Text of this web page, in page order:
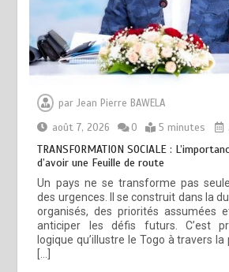
parJean Pierre BAWELA
août 7, 2026
0 5 minutes
TRANSFORMATION SOCIALE :
d’avoir une Feuille de route
Un pays ne se transforme pas
des urgences. Il se construit dans la
organisés, des priorités assumées
anticiper les défis futurs. C’est
logique qu’illustre le Togo à travers
[…]